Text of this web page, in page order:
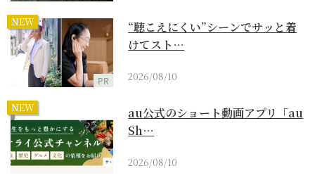
NEW
PR
“聴こえにくい”シーンでサッと着
けてスト…
2026/08/10
NEW
au公式のショート動画アプリ「au
Sh…
2026/08/10